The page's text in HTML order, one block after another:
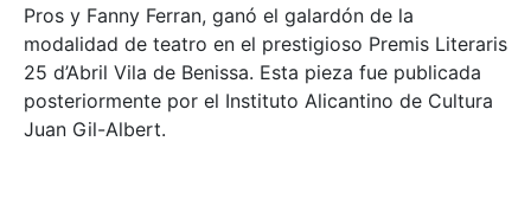
Pros y Fanny Ferran, ganó el galardón de la
modalidad de teatro en el prestigioso Premis Literaris
25 d’Abril Vila de Benissa. Esta pieza fue publicada
posteriormente por el Instituto Alicantino de Cultura
Juan Gil-Albert.